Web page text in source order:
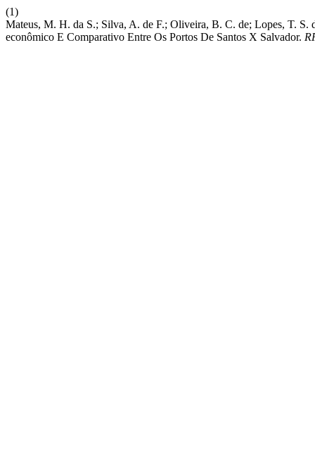
(1)
Mateus, M. H. da S.; Silva, A. de F.; Oliveira, B. C. de; Lopes, T. S.
econômico E Comparativo Entre Os Portos De Santos X Salvador.